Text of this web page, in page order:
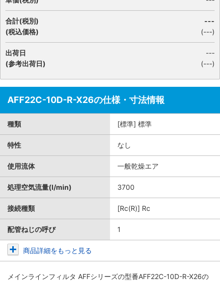
合計(税別)
(税込価格)
---
(---)
出荷日
(参考出荷日)
---
(---)
AFF22C-10D-R-X26の仕様・寸法情報
種類 [標準] 標準
特性 なし
使用流体 一般乾燥エア
処理空気流量(l/min) 3700
接続種類 [Rc(R)] Rc
配管ねじの呼び 1
商品詳細をもっと見る
メインラインフィルタ AFFシリーズの型番AFF22C-10D-R-X26の